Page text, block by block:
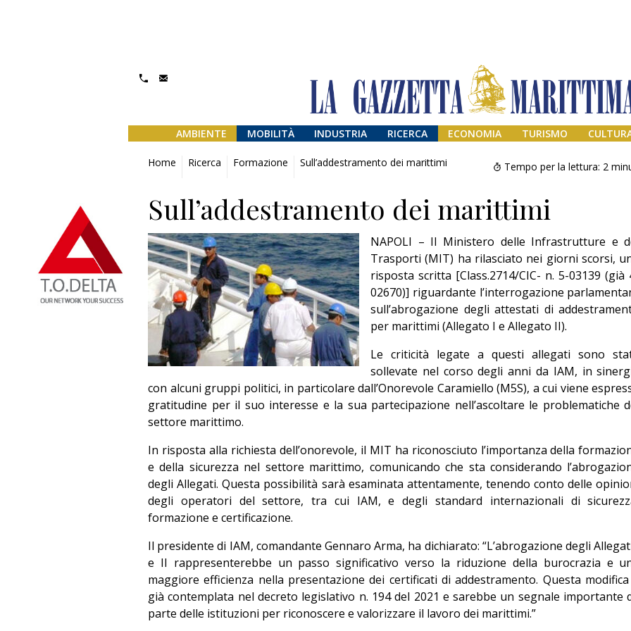
AMBIENTE MOBILITÀ INDUSTRIA RICERCA ECONOMIA TURISMO
Home Ricerca Formazione Sull’addestramento dei marittimi Tempo per la lettura: 2
Sull’addestramento dei marittimi
NAPOLI – Il Ministero delle Infrastrutture e
Trasporti (MIT) ha rilasciato nei giorni scorsi,
risposta scritta [Class.2714/CIC- n. 5-03139 (già
02670)] riguardante l’interrogazione
sull’abrogazione degli attestati di
per marittimi (Allegato I e Allegato II).
Le criticità legate a questi allegati sono
sollevate nel corso degli anni da IAM, in
con alcuni gruppi politici, in particolare dall’Onorevole Caramiello (M5S), a cui viene
gratitudine per il suo interesse e la sua partecipazione nell’ascoltare le problematiche
settore marittimo.
In risposta alla richiesta dell’onorevole, il MIT ha riconosciuto l’importanza della
e della sicurezza nel settore marittimo, comunicando che sta considerando
degli Allegati. Questa possibilità sarà esaminata attentamente, tenendo conto delle
degli operatori del settore, tra cui IAM, e degli standard internazionali di
formazione e certificazione.
Il presidente di IAM, comandante Gennaro Arma, ha dichiarato: “L’abrogazione degli
e II rappresenterebbe un passo significativo verso la riduzione della burocrazia e
maggiore efficienza nella presentazione dei certificati di addestramento. Questa
già contemplata nel decreto legislativo n. 194 del 2021 e sarebbe un segnale importante
parte delle istituzioni per riconoscere e valorizzare il lavoro dei marittimi.”
Addio amico
Giorgio
Editoriale